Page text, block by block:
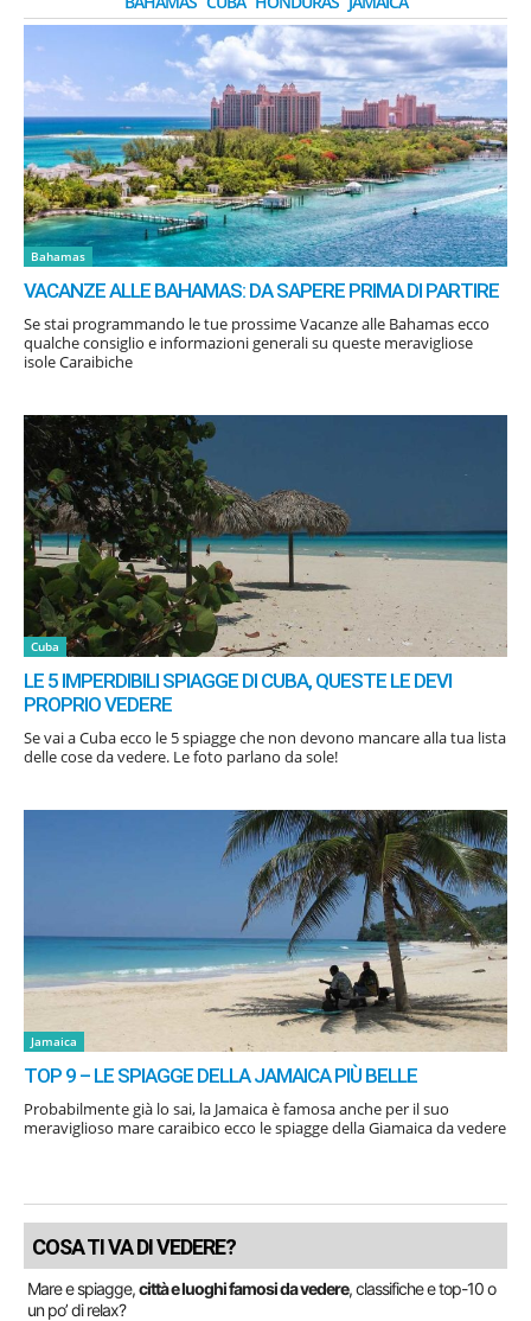
Bahamas
VACANZE ALLE BAHAMAS: DA SAPERE PRIMA DI PARTIRE
Se stai programmando le tue prossime Vacanze alle Bahamas ecco
qualche consiglio e informazioni generali su queste meravigliose
isole Caraibiche
Cuba
LE 5 IMPERDIBILI SPIAGGE DI CUBA, QUESTE LE DEVI
PROPRIO VEDERE
Se vai a Cuba ecco le 5 spiagge che non devono mancare alla tua lista
delle cose da vedere. Le foto parlano da sole!
Jamaica
TOP 9 – LE SPIAGGE DELLA JAMAICA PIÙ BELLE
Probabilmente già lo sai, la Jamaica è famosa anche per il suo
meraviglioso mare caraibico ecco le spiagge della Giamaica da vedere
COSA TI VA DI VEDERE?
Mare e spiagge,città e luoghi famosi da vedere, classifiche e top-10 o
un po’ di relax?